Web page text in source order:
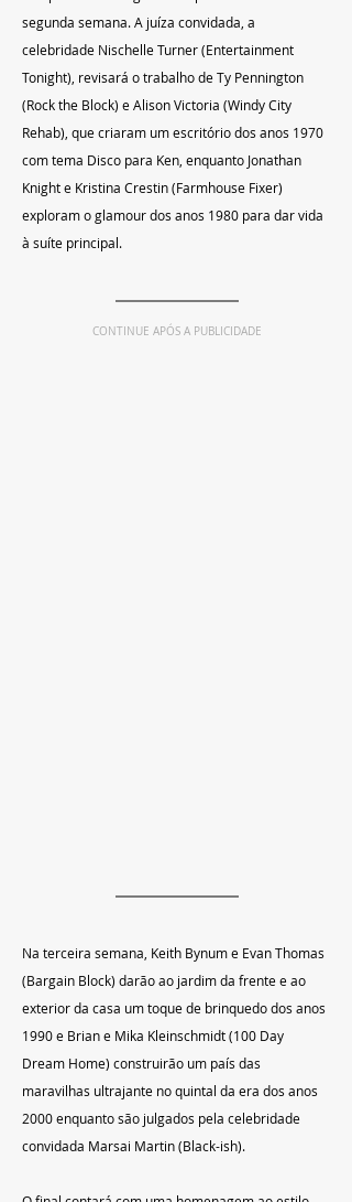
segunda semana. A juíza convidada, a
celebridade Nischelle Turner (Entertainment
Tonight), revisará o trabalho de Ty Pennington
(Rock the Block) e Alison Victoria (Windy City
Rehab), que criaram um escritório dos anos 1970
com tema Disco para Ken, enquanto Jonathan
Knight e Kristina Crestin (Farmhouse Fixer)
exploram o glamour dos anos 1980 para dar vida
à suíte principal.
CONTINUE APÓS A PUBLICIDADE
Na terceira semana, Keith Bynum e Evan Thomas
(Bargain Block) darão ao jardim da frente e ao
exterior da casa um toque de brinquedo dos anos
1990 e Brian e Mika Kleinschmidt (100 Day
Dream Home) construirão um país das
maravilhas ultrajante no quintal da era dos anos
2000 enquanto são julgados pela celebridade
convidada Marsai Martin (Black-ish).